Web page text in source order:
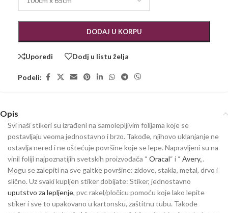
DODAJ U KORPU
Uporedi Dodj u listu želja
Podeli:
Opis
Svi naši stikeri su izrađeni na samolepljivim folijama koje se
postavljaju veoma jednostavno i brzo. Takođe, njihovo uklanjanje ne
ostavlja nered i ne oštećuje površine koje se lepe. Napravljeni su na
vinil foliji najpoznatijih svetskih proizvođača “ Oracal“ i “ Avery„.
Mogu se zalepiti na sve galtke površine: zidove, stakla, metal, drvo i
slično. Uz svaki kupljen stiker dobijate: Stiker, jednostavno
uputstvo za lepljenje, pvc rakel/pločicu pomoću koje lako lepite
stiker i sve to upakovano u kartonsku, zaštitnu tubu. Takođe